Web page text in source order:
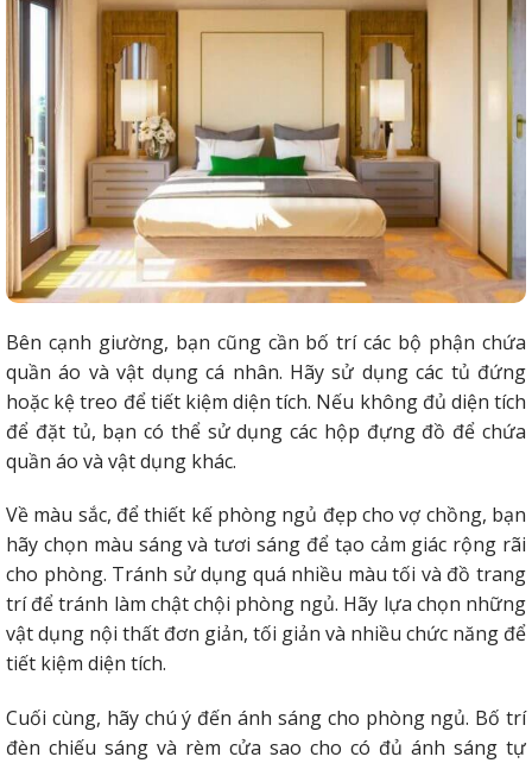
Bên cạnh giường, bạn cũng cần bố trí các bộ phận chứa
quần áo và vật dụng cá nhân. Hãy sử dụng các tủ đứng
hoặc kệ treo để tiết kiệm diện tích. Nếu không đủ diện tích
để đặt tủ, bạn có thể sử dụng các hộp đựng đồ để chứa
quần áo và vật dụng khác.
Về màu sắc, để thiết kế phòng ngủ đẹp cho vợ chồng, bạn
hãy chọn màu sáng và tươi sáng để tạo cảm giác rộng rãi
cho phòng. Tránh sử dụng quá nhiều màu tối và đồ trang
trí để tránh làm chật chội phòng ngủ. Hãy lựa chọn những
vật dụng nội thất đơn giản, tối giản và nhiều chức năng để
tiết kiệm diện tích.
Cuối cùng, hãy chú ý đến ánh sáng cho phòng ngủ. Bố trí
đèn chiếu sáng và rèm cửa sao cho có đủ ánh sáng tự